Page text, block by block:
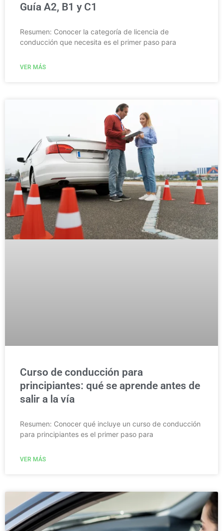
Guía A2, B1 y C1
Resumen: Conocer la categoría de licencia de
conducción que necesita es el primer paso para
VER MÁS
Curso de conducción para
principiantes: qué se aprende antes de
salir a la vía
Resumen: Conocer qué incluye un curso de conducción
para principiantes es el primer paso para
VER MÁS